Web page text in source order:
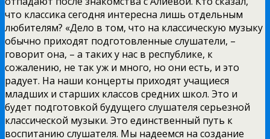
что классика сегодня интересна лишь отдельным
любителям? «Дело в том, что на классическую музыку
обычно приходят подготовленные слушатели, –
говорит она, – а таких у нас в республике, к
сожалению, не так уж и много, но они есть, и это
радует. На наши концерты приходят учащиеся
младших и старших классов средних школ. Это и
будет подготовкой будущего слушателя серьезной
классической музыки. Это единственный путь к
воспитанию слушателя. Мы надеемся на создание